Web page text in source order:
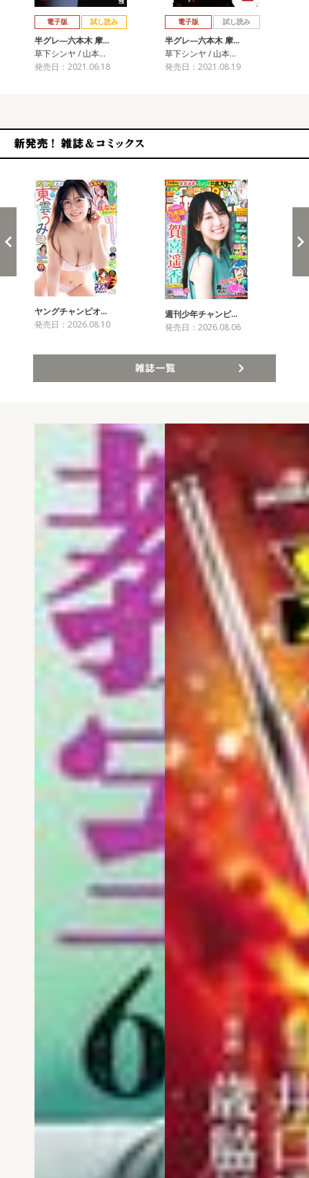
電子版 試し読み
半グレ―六本木 摩…
草下シンヤ / 山本…
発売日：2021.06.18
電子版 試し読み
半グレ―六本木 摩…
草下シンヤ / 山本…
発売日：2021.08.19
ヤングチャンピオ…
発売日：2026.08.10
週刊少年チャンピ…
発売日：2026.08.06